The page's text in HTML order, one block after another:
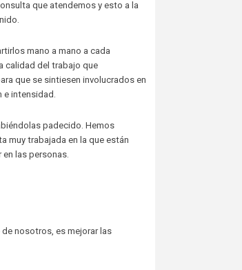
que atendemos y esto a la
mano a mano a cada
calidad del trabajo que
que se sintiesen involucrados en
e intensidad.
padecido. Hemos
muy trabajada en la que están
las personas.
nosotros, es mejorar las